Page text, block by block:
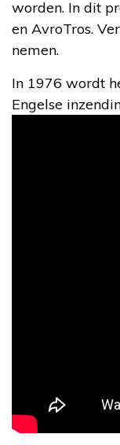
worden. In dit
en AvroTros.
nemen.
In 1976 wordt
Engelse